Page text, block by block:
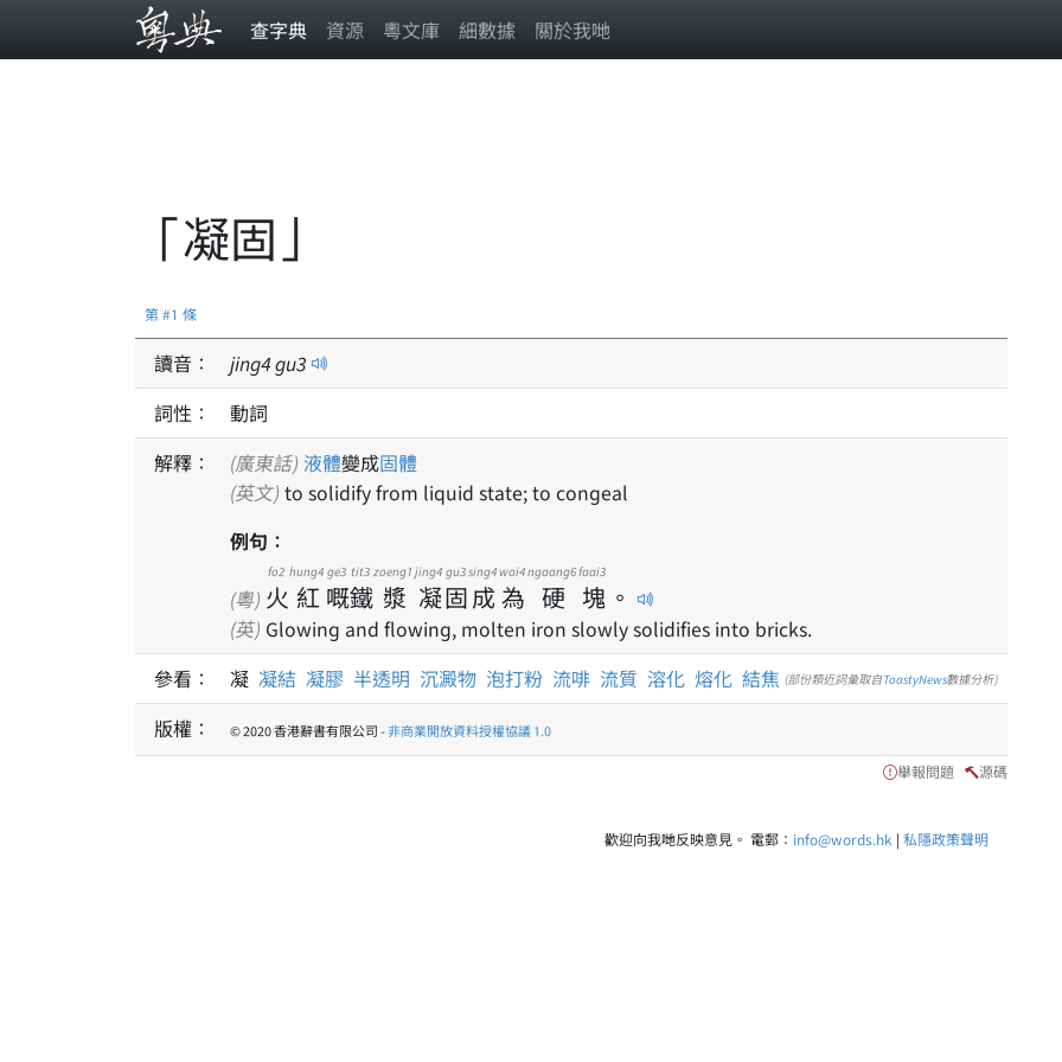
查字典 資源 粵文庫 細數據 關於我哋
「凝固」
第 #1 條
讀音： jing4gu3
詞性：
動詞
解釋：
(廣東話) 液體變成固體
(英文) to solidify from liquid state; to congeal
例句：
(粵) 火
fo2
紅
hung4
嘅
ge3
鐵
tit3
漿
zoeng1
凝
jing4
固
gu3
成
sing4
為
wai4
硬
ngaang6
塊
faai3
。
(英) Glowing and flowing, molten iron slowly solidifies into bricks.
參看：
凝 凝結 凝膠 半透明 沉澱物 泡打粉 流啡 流質 溶化 熔化 結焦 (部份類近詞彙取自ToastyNews數據分析)
版權： © 2020 香港辭書有限公司 -非商業開放資料授權協議 1.0
舉報問題 源碼
歡迎向我哋反映意見。 電郵： info@words.hk | 私隱政策聲明